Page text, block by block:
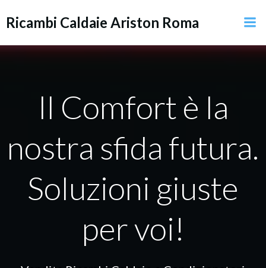
al
Ricambi Caldaie Ariston Roma
Il Comfort è la
nostra sfida futura.
Soluzioni giuste
per voi!